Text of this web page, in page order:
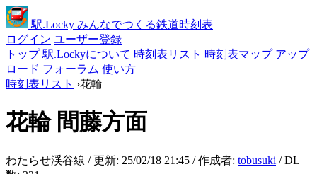
駅.Locky みんなでつくる鉄道時刻表
ログイン ユーザー登録
トップ 駅.Lockyについて 時刻表リスト 時刻表マップ アップ
ロード フォーラム 使い方
時刻表リスト ›花輪
花輪 間藤方面
わたらせ渓谷線 / 更新: 25/02/18 21:45 / 作成者: tobusuki / DL